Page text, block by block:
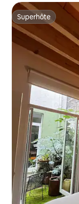
Superhôte
Superhôte